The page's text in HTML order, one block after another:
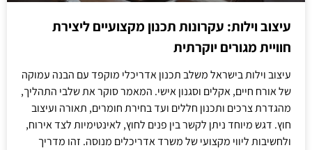
עיצוב וילות: עקרונות תכנון מקצועיים ליצירת
חוויית מגורים יוקרתית
עיצוב וילות בישראל משלב תכנון אדריכלי מוקפד עם הבנה עמוקה
של אורח חיים, אקלים וסגנון אישי. המאמר סוקר את שלבי התהליך,
מהגדרת צרכים ותכנון חללים ועד בחירת חומרים, תאורה ועיצוב
חוץ. דגש מיוחד ניתן לקשר בין פנים לחוץ, לאינטימיות לצד אירוח,
ולחשיבות ליווי מקצועי של משרד אדריכלים מנוסה. זהו מדריך